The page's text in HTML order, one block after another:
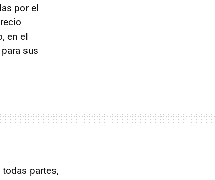
por el
en el
sus
partes,